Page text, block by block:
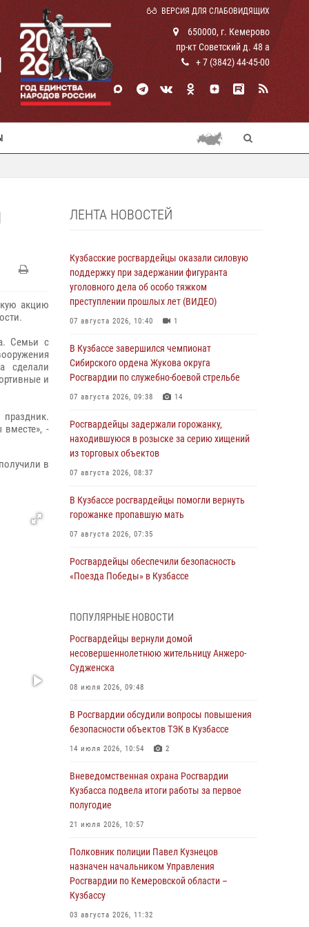
ВЕРСИЯ ДЛЯ СЛАБОВИДЯЩИХ
650000, г. Кемерово
пр-кт Советский д. 48 а
+ 7 (3842) 44-45-00
акцию
Семьи с
сделали
и
вместе», -
в
ЛЕНТА НОВОСТЕЙ
Кузбасские росгвардейцы оказали силовую
поддержку при задержании фигуранта
уголовного дела об особо тяжком
преступлении прошлых лет (ВИДЕО)
07 августа 2026, 10:40 1
В Кузбассе завершился чемпионат
Сибирского ордена Жукова округа
Росгвардии по служебно-боевой стрельбе
07 августа 2026, 09:38 14
Росгвардейцы задержали горожанку,
находившуюся в розыске за серию хищений
из торговых объектов
07 августа 2026, 08:37
В Кузбассе росгвардейцы помогли вернуть
горожанке пропавшую мать
07 августа 2026, 07:35
Росгвардейцы обеспечили безопасность
«Поезда Победы» в Кузбассе
Генерал-полковник Олег Плохой поздравил
специалистов организационно-штатных
подразделений Росгвардии с
профессиональным праздником
07 августа 2026, 05:32
С 1 сентября 2026 года вступает в силу новый
федеральный закон о частной охранной
Росгвардейцы задержали предполагаемого
виновника причинения ножевого ранения
Росгвардейцы задержали мужчину,
повредившего имущество горожанки
06 августа 2026, 08:17
ПОПУЛЯРНЫЕ НОВОСТИ
Росгвардейцы вернули домой
несовершеннолетнюю жительницу Анжеро-
Судженска
08 июля 2026, 09:48
В Росгвардии обсудили вопросы повышения
безопасности объектов ТЭК в Кузбассе
14 июля 2026, 10:54 2
Вневедомственная охрана Росгвардии
Кузбасса подвела итоги работы за первое
полугодие
21 июля 2026, 10:57
Полковник полиции Павел Кузнецов
назначен начальником Управления
Росгвардии по Кемеровской области –
Кузбассу
03 августа 2026, 11:32